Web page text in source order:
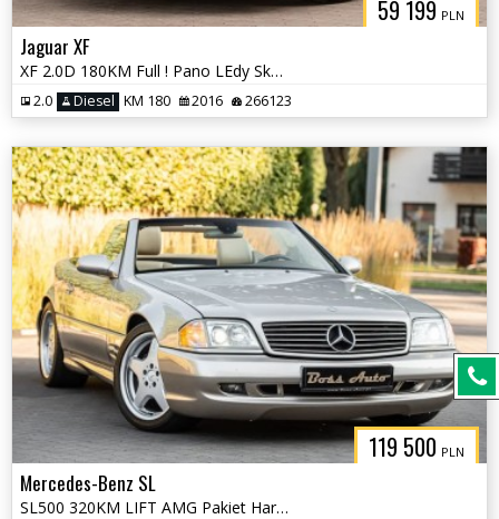
59 199 PLN
Jaguar XF
XF 2.0D 180KM Full ! Pano LEdy Skóra Camera Navi Full ASO !
2.0 Diesel KM 180 2016 266123
119 500 PLN
Mercedes-Benz SL
SL500 320KM LIFT AMG Pakiet HardTop Mega Stan !!! Z Kolekcji !!!